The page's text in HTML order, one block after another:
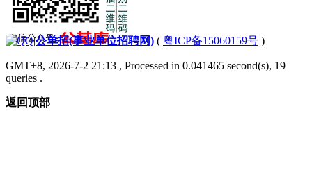
|公单招(事业单位招聘网) ( 粤ICP备15060159号 )
GMT+8, 2026-7-2 21:13 , Processed in 0.041465 second(s), 19
queries .
返回顶部